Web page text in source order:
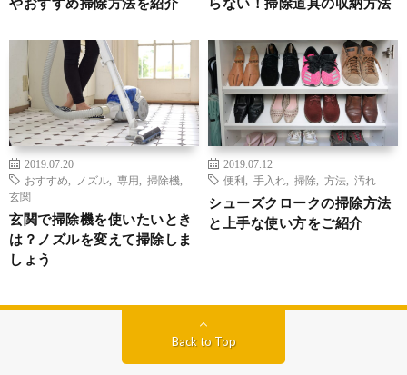
2019.07.20
おすすめ
ノズル 専用 掃除機
玄関
玄関で掃除機を使いたいとき
は？ノズルを変えて掃除しま
しょう
2019.07.12
便利
手入れ 掃除 方法 汚れ
シューズクロークの掃除方法
と上手な使い方をご紹介
Back to Top